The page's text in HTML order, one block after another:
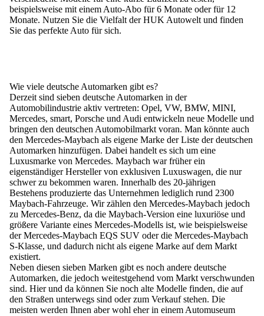
beispielsweise mit einem Auto-Abo für 6 Monate oder für 12
Monate. Nutzen Sie die Vielfalt der HUK Autowelt und finden
Sie das perfekte Auto für sich.
Wie viele deutsche Automarken gibt es?
Derzeit sind sieben deutsche Automarken in der
Automobilindustrie aktiv vertreten: Opel, VW, BMW, MINI,
Mercedes, smart, Porsche und Audi entwickeln neue Modelle und
bringen den deutschen Automobilmarkt voran. Man könnte auch
den Mercedes-Maybach als eigene Marke der Liste der deutschen
Automarken hinzufügen. Dabei handelt es sich um eine
Luxusmarke von Mercedes. Maybach war früher ein
eigenständiger Hersteller von exklusiven Luxuswagen, die nur
schwer zu bekommen waren. Innerhalb des 20-jährigen
Bestehens produzierte das Unternehmen lediglich rund 2300
Maybach-Fahrzeuge. Wir zählen den Mercedes-Maybach jedoch
zu Mercedes-Benz, da die Maybach-Version eine luxuriöse und
größere Variante eines Mercedes-Modells ist, wie beispielsweise
der Mercedes-Maybach EQS SUV oder die Mercedes-Maybach
S-Klasse, und dadurch nicht als eigene Marke auf dem Markt
existiert.
Neben diesen sieben Marken gibt es noch andere deutsche
Automarken, die jedoch weitestgehend vom Markt verschwunden
sind. Hier und da können Sie noch alte Modelle finden, die auf
den Straßen unterwegs sind oder zum Verkauf stehen. Die
meisten werden Ihnen aber wohl eher in einem Automuseum